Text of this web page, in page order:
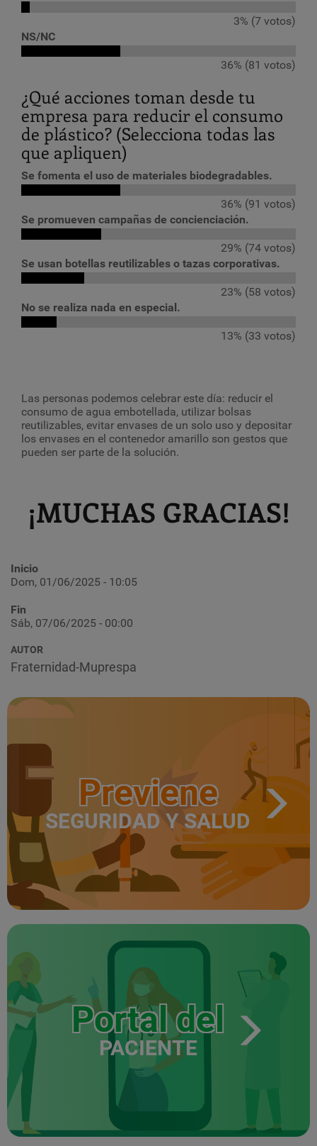
3% (7 votos)
NS/NC
36% (81 votos)
¿Qué acciones toman desde tu
empresa para reducir el consumo
de plástico? (Selecciona todas las
que apliquen)
Se fomenta el uso de materiales biodegradables.
36% (91 votos)
Se promueven campañas de concienciación.
29% (74 votos)
Se usan botellas reutilizables o tazas corporativas.
23% (58 votos)
No se realiza nada en especial.
13% (33 votos)
Las personas podemos celebrar este día: reducir el
consumo de agua embotellada, utilizar bolsas
reutilizables, evitar envases de un solo uso y depositar
los envases en el contenedor amarillo son gestos que
pueden ser parte de la solución.
¡MUCHAS GRACIAS!
Inicio
Dom, 01/06/2025 - 10:05
Fin
Sáb, 07/06/2025 - 00:00
AUTOR
Fraternidad-Muprespa
Previene
SEGURIDAD Y SALUD
Portal del
PACIENTE